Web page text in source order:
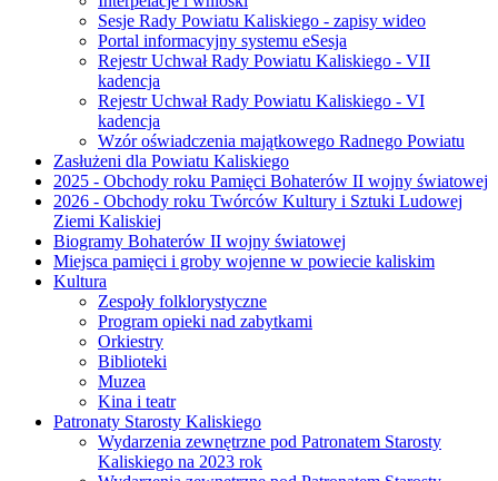
Sesje Rady Powiatu Kaliskiego - zapisy wideo
Portal informacyjny systemu eSesja
Rejestr Uchwał Rady Powiatu Kaliskiego - VII
kadencja
Rejestr Uchwał Rady Powiatu Kaliskiego - VI
kadencja
Wzór oświadczenia majątkowego Radnego Powiatu
Zasłużeni dla Powiatu Kaliskiego
2025 - Obchody roku Pamięci Bohaterów II wojny światowej
2026 - Obchody roku Twórców Kultury i Sztuki Ludowej
Ziemi Kaliskiej
Biogramy Bohaterów II wojny światowej
Miejsca pamięci i groby wojenne w powiecie kaliskim
Kultura
Zespoły folklorystyczne
Program opieki nad zabytkami
Orkiestry
Biblioteki
Muzea
Kina i teatr
Patronaty Starosty Kaliskiego
Wydarzenia zewnętrzne pod Patronatem Starosty
Kaliskiego na 2023 rok